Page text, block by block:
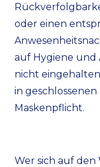
oder einen
auf Hygiene und
nicht
in
Maskenpflicht.
Wer sich auf